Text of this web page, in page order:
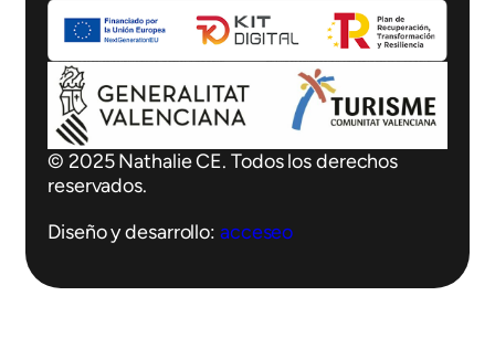
© 2025 Nathalie CE. Todos los derechos
reservados.
Diseño y desarrollo: acceseo